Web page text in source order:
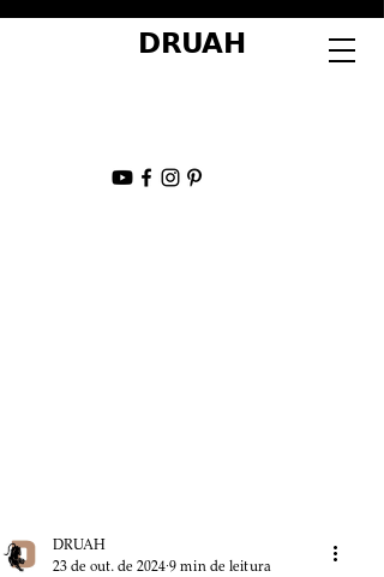
DRUAH
DRUAH
23 de out. de 2024 9 min de leitura